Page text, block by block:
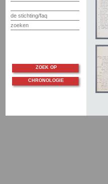
de stichting/faq
zoeken
ZOEK OP
CHRONOLOGIE